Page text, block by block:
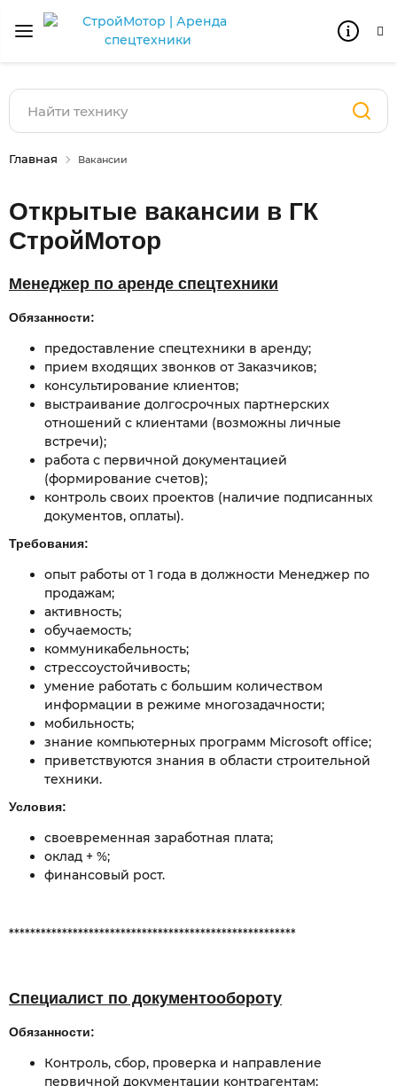
Главная Вакансии
Открытые вакансии в ГК
СтройМотор
Менеджер по аренде спецтехники
Обязанности:
предоставление спецтехники в аренду;
прием входящих звонков от Заказчиков;
консультирование клиентов;
выстраивание долгосрочных партнерских
отношений с клиентами (возможны личные
встречи);
работа с первичной документацией
(формирование счетов);
контроль своих проектов (наличие подписанных
документов, оплаты).
Требования:
опыт работы от 1 года в должности Менеджер по
продажам;
активность;
обучаемость;
коммуникабельность;
стрессоустойчивость;
умение работать с большим количеством
информации в режиме многозадачности;
мобильность;
знание компьютерных программ Microsoft office;
приветствуются знания в области строительной
техники.
Условия:
своевременная заработная плата;
оклад + %;
финансовый рост.
******************************************************
Специалист по документообороту
Обязанности:
Контроль, сбор, проверка и направление
первичной документации контрагентам;